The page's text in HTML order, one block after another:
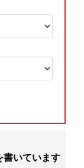
書いています